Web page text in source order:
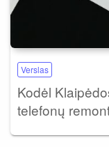
Verslas
Kodėl
telefonų